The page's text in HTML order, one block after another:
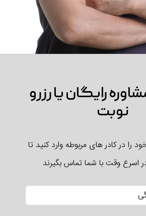
رایگان یا رزرو
نوبت
در کادر های مربوطه وارد کنید تا
اسرع وقت با شما تماس بگیرند